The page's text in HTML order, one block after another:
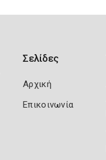
Σελίδες
Αρχική
Επικοινωνία